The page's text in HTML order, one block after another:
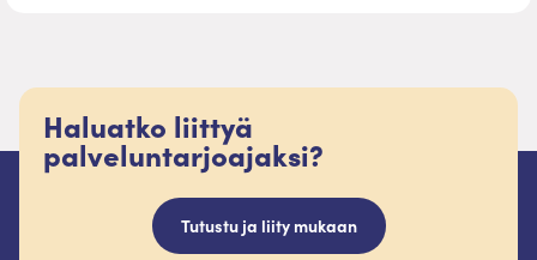
Haluatko liittyä
palveluntarjoajaksi?
Tutustu ja liity mukaan